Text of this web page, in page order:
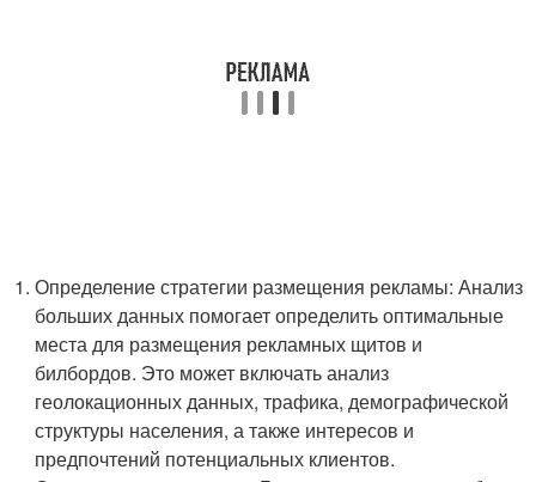
Определение стратегии размещения рекламы: Анализ
больших данных помогает определить оптимальные
места для размещения рекламных щитов и
билбордов. Это может включать анализ
геолокационных данных, трафика, демографической
структуры населения, а также интересов и
предпочтений потенциальных клиентов.